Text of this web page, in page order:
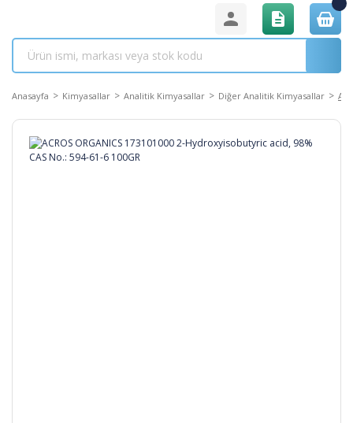
Anasayfa Kimyasallar Analitik Kimyasallar Diğer Analitik Kimyasallar